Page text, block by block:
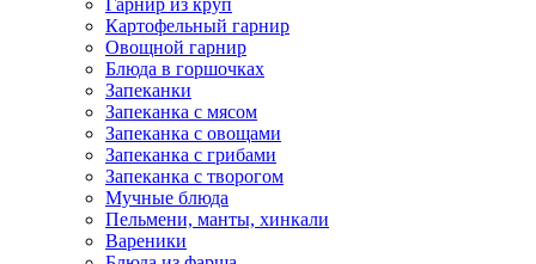
Гарнир из круп
Картофельный гарнир
Овощной гарнир
Блюда в горшочках
Запеканки
Запеканка с мясом
Запеканка с овощами
Запеканка с грибами
Запеканка с творогом
Мучные блюда
Пельмени, манты, хинкали
Вареники